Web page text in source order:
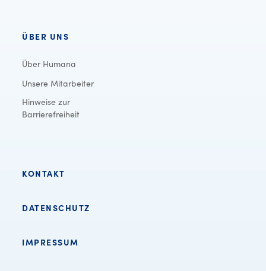
ÜBER UNS
Über Humana
Unsere Mitarbeiter
Hinweise zur
Barrierefreiheit
KONTAKT
DATENSCHUTZ
IMPRESSUM